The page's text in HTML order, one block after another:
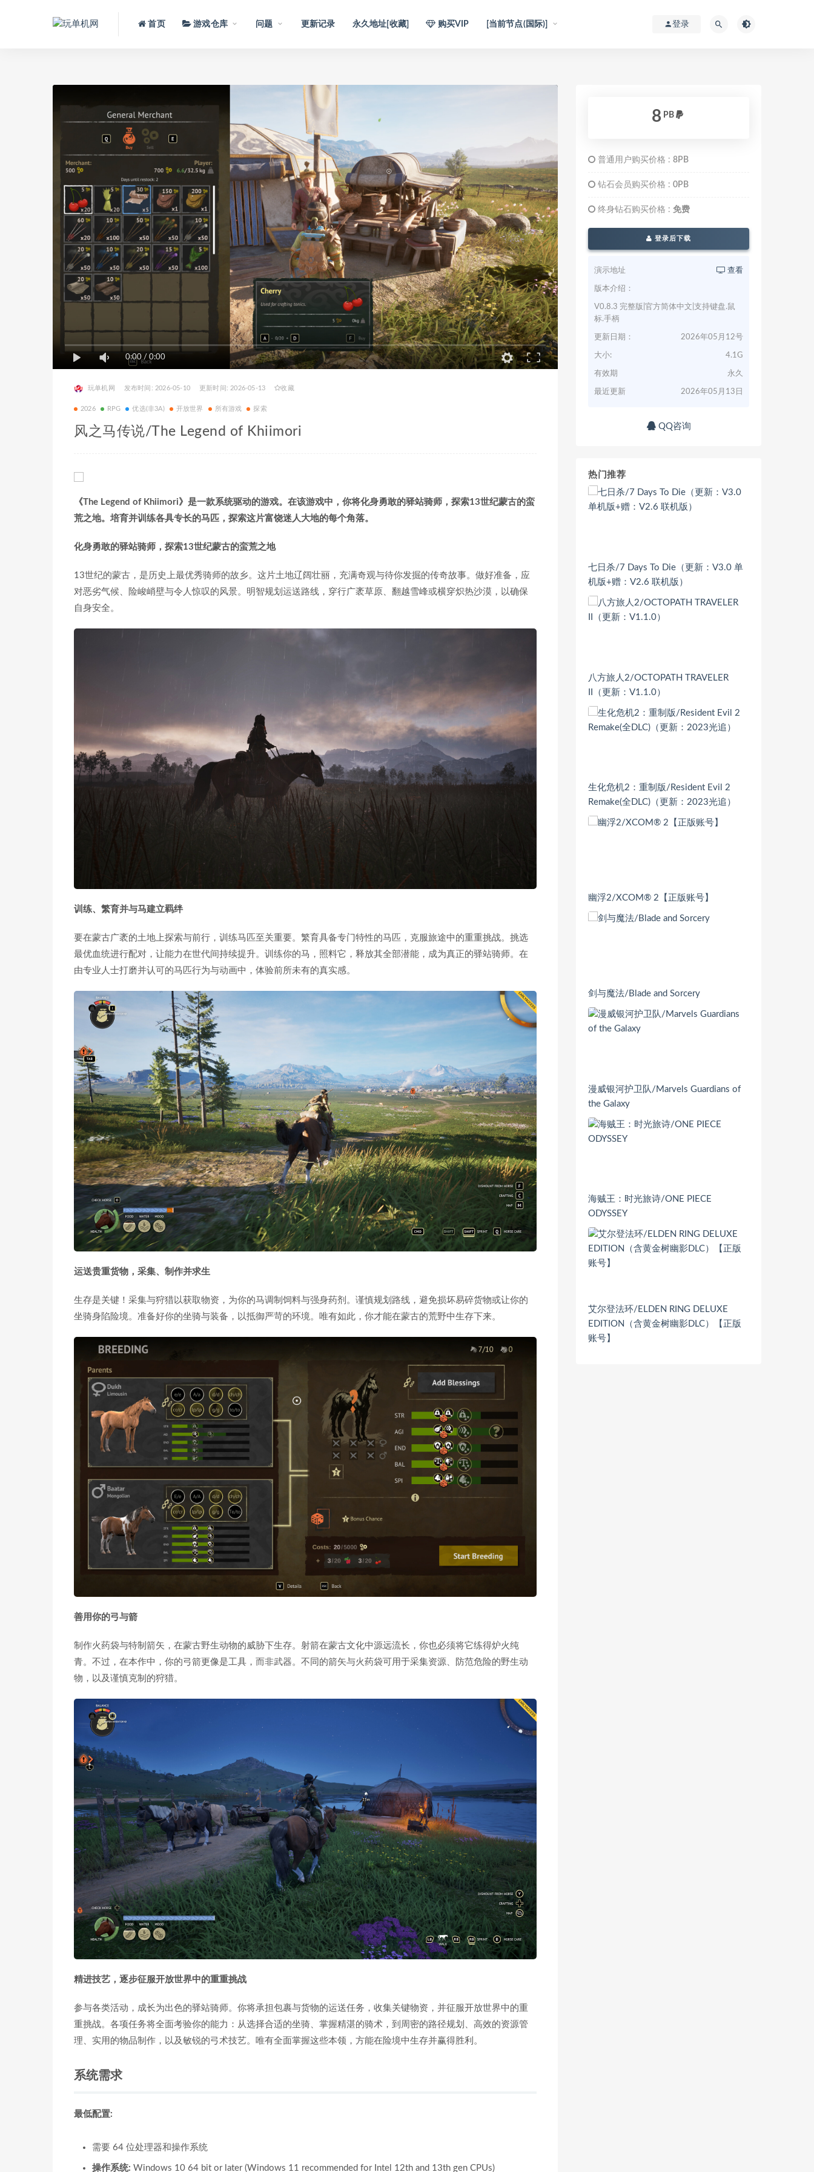
首页 游戏仓库 问题 更新记录 永久地址[收藏] 购买VIP [当前节点(国际)] 登录
0:00 / 0:00
玩单机网 发布时间: 2026-05-10 更新时间: 2026-05-13 收藏
2026 RPG 优选(非3A) 开放世界 所有游戏 探索
风之马传说/The Legend of Khiimori
《The Legend of Khiimori》是一款系统驱动的游戏。在该游戏中，你将化身勇敢的驿站骑师，探索13世纪蒙古的蛮
荒之地。培育并训练各具专长的马匹，探索这片富饶迷人大地的每个角落。
化身勇敢的驿站骑师，探索13世纪蒙古的蛮荒之地
13世纪的蒙古，是历史上最优秀骑师的故乡。这片土地辽阔壮丽，充满奇观与待你发掘的传奇故事。做好准备，应
对恶劣气候、险峻峭壁与令人惊叹的风景。明智规划运送路线，穿行广袤草原、翻越雪峰或横穿炽热沙漠，以确保
自身安全。
训练、繁育并与马建立羁绊
要在蒙古广袤的土地上探索与前行，训练马匹至关重要。繁育具备专门特性的马匹，克服旅途中的重重挑战。挑选
最优血统进行配对，让能力在世代间持续提升。训练你的马，照料它，释放其全部潜能，成为真正的驿站骑师。在
由专业人士打磨并认可的马匹行为与动画中，体验前所未有的真实感。
运送贵重货物，采集、制作并求生
生存是关键！采集与狩猎以获取物资，为你的马调制饲料与强身药剂。谨慎规划路线，避免损坏易碎货物或让你的
坐骑身陷险境。准备好你的坐骑与装备，以抵御严苛的环境。唯有如此，你才能在蒙古的荒野中生存下来。
善用你的弓与箭
制作火药袋与特制箭矢，在蒙古野生动物的威胁下生存。射箭在蒙古文化中源远流长，你也必须将它练得炉火纯
青。不过，在本作中，你的弓箭更像是工具，而非武器。不同的箭矢与火药袋可用于采集资源、防范危险的野生动
物，以及谨慎克制的狩猎。
精进技艺，逐步征服开放世界中的重重挑战
参与各类活动，成长为出色的驿站骑师。你将承担包裹与货物的运送任务，收集关键物资，并征服开放世界中的重
重挑战。各项任务将全面考验你的能力：从选择合适的坐骑、掌握精湛的骑术，到周密的路径规划、高效的资源管
理、实用的物品制作，以及敏锐的弓术技艺。唯有全面掌握这些本领，方能在险境中生存并赢得胜利。
系统需求
最低配置:
需要 64 位处理器和操作系统
操作系统: Windows 10 64 bit or later (Windows 11 recommended for Intel 12th and 13th gen CPUs)
8 PB
普通用户购买价格 : 8PB
钻石会员购买价格 : 0PB
终身钻石购买价格 : 免费
登录后下载
演示地址 查看
版本介绍：
V0.8.3 完整版|官方简体中文|支持键盘.鼠
标.手柄
更新日期： 2026年05月12号
大小: 4.1G
有效期 永久
最近更新 2026年05月13日
QQ咨询
热门推荐
七日杀/7 Days To Die（更新：V3.0 单
机版+赠：V2.6 联机版）
八方旅人2/OCTOPATH TRAVELER
II（更新：V1.1.0）
生化危机2：重制版/Resident Evil 2
Remake(全DLC)（更新：2023光追）
幽浮2/XCOM® 2【正版账号】
剑与魔法/Blade and Sorcery
漫威银河护卫队/Marvels Guardians of
the Galaxy
海贼王：时光旅诗/ONE PIECE
ODYSSEY
艾尔登法环/ELDEN RING DELUXE
EDITION（含黄金树幽影DLC）【正版
账号】